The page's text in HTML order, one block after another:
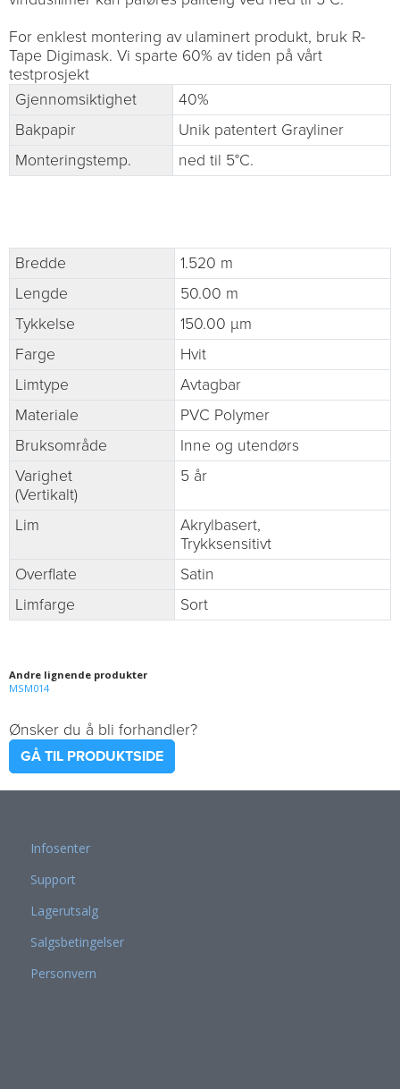
For enklest montering av ulaminert produkt, bruk R-
Tape Digimask. Vi sparte 60% av tiden på vårt
testprosjekt
Gjennomsiktighet
40%
Bakpapir
Unik patentert Grayliner
Monteringstemp.
ned til 5°C.
Bredde
1.520 m
Lengde
50.00 m
Tykkelse
150.00 µm
Farge
Hvit
Limtype
Avtagbar
Materiale
PVC Polymer
Bruksområde
Inne og utendørs
Varighet
(Vertikalt)
5 år
Lim
Akrylbasert,
Trykksensitivt
Overflate
Satin
Limfarge
Sort
Andre lignende produkter
MSM014
Ønsker du å bli forhandler?
GÅ TIL PRODUKTSIDE
Infosenter
Support
Lagerutsalg
Salgsbetingelser
Personvern